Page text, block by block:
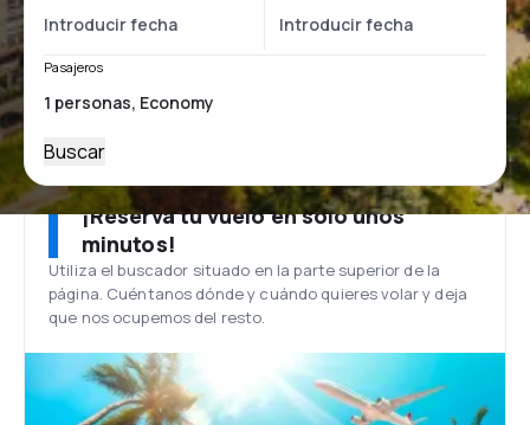
Pasajeros
Buscar
¡Reserva tu vuelo en solo unos
minutos!
Utiliza el buscador situado en la parte superior de la
página. Cuéntanos dónde y cuándo quieres volar y deja
que nos ocupemos del resto.